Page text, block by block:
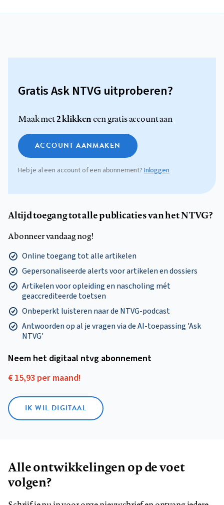
Gratis Ask NTVG uitproberen?
Maak met2 klikkeneen gratis account aan
ACCOUNT AANMAKEN
Heb je al een account of een abonnement?Inloggen
Altijd toegang tot alle publicaties van het NTVG?
Abonneer vandaag nog!
Online toegang tot alle artikelen
Gepersonaliseerde alerts voor artikelen en dossiers
Artikelen voor opleiding en nascholing mét
geaccrediteerde toetsen
Onbeperkt luisteren naar de NTVG-podcast
Antwoorden op al je vragen via de AI-toepassing 'Ask
NTVG'
Neem het digitaal ntvg abonnement
€ 15,93 per maand!
IK WIL DIGITAAL
Alle ontwikkelingen op de voet
volgen?